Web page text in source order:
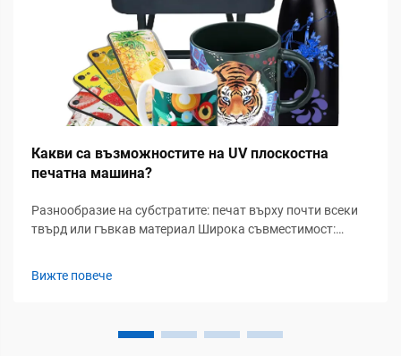
Какви са възможностите на UV плоскостна
печатна машина?
Разнообразие на субстратите: печат върху почти всеки
твърд или гъвкав материал Широка съвместимост:
Вижте повече